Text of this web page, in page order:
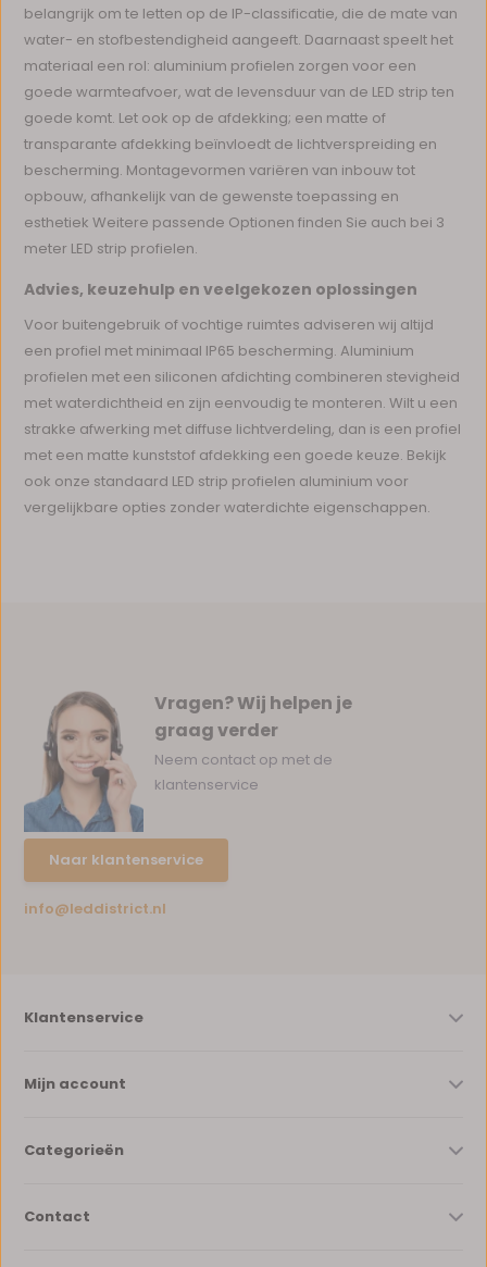
belangrijk om te letten op de IP-classificatie, die de mate van
water- en stofbestendigheid aangeeft. Daarnaast speelt het
materiaal een rol: aluminium profielen zorgen voor een
goede warmteafvoer, wat de levensduur van de LED strip ten
goede komt. Let ook op de afdekking; een matte of
transparante afdekking beïnvloedt de lichtverspreiding en
bescherming. Montagevormen variëren van inbouw tot
opbouw, afhankelijk van de gewenste toepassing en
esthetiek Weitere passende Optionen finden Sie auch bei 3
meter LED strip profielen.
Advies, keuzehulp en veelgekozen oplossingen
Voor buitengebruik of vochtige ruimtes adviseren wij altijd
een profiel met minimaal IP65 bescherming. Aluminium
profielen met een siliconen afdichting combineren stevigheid
met waterdichtheid en zijn eenvoudig te monteren. Wilt u een
strakke afwerking met diffuse lichtverdeling, dan is een profiel
met een matte kunststof afdekking een goede keuze. Bekijk
ook onze standaard LED strip profielen aluminium voor
vergelijkbare opties zonder waterdichte eigenschappen.
Vragen? Wij helpen je
graag verder
Neem contact op met de
klantenservice
Naar klantenservice
info@leddistrict.nl
Klantenservice
Mijn account
Categorieën
Contact